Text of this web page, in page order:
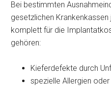
Bei bestimmten
gesetzlichen
komplett für die
gehören:
Kieferdefekte durch
spezielle Allergien